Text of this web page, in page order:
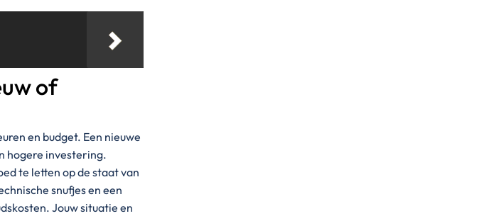
of
en budget. Een nieuwe
hogere investering.
te letten op de staat van
snufjes en een
Jouw situatie en